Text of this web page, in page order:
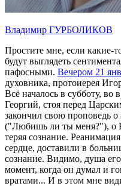
Владимир ГУРБОЛИКОВ
Простите мне, если какие-
будут выглядеть
пафосными. Вечером 21
духовника, протоиерея
Всё началось в субботу,
Георгий, стоя перед
закончил свою проповедь
("Любишь ли ты меня?"), о
теряя сознание.
сердце, доставили в
сознание. Видимо, душа
момент, когда он думал и
вратами... И в этом мне